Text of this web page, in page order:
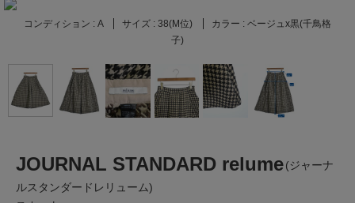
コンディション : A サイズ : 38(M位) カラー : ベージュx黒(千鳥格
子)
JOURNAL STANDARD relume(ジャーナ
ルスタンダードレリューム)